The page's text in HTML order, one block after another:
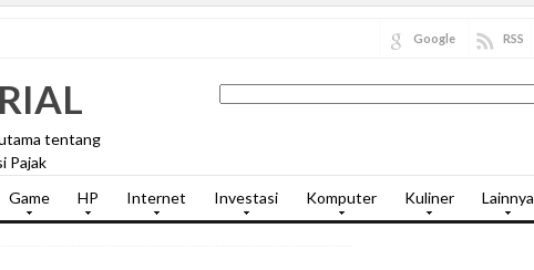
RSS
Google
tentang
Pajak
Game HP Internet Investasi Komputer Kuliner Lainnya